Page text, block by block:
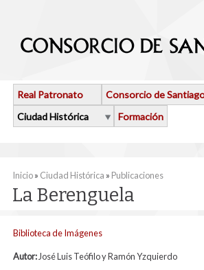
Real Patronato Consorcio de
Ciudad Histórica
Formación
Se encuentra usted aquí
Inicio» Ciudad Histórica » Publicaciones
La Berenguela
Biblioteca de Imágenes
Autor: José Luis Teófilo y Ramón Yzquierdo